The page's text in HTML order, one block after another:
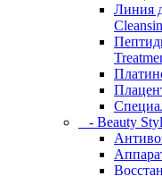
Линия
- Beauty